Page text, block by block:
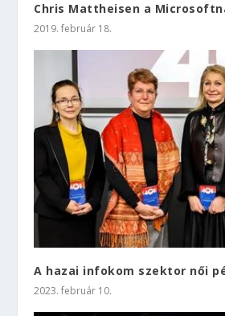
Chris Mattheisen a
2019. február 18.
A hazai infokom szektor női
2023. február 10.